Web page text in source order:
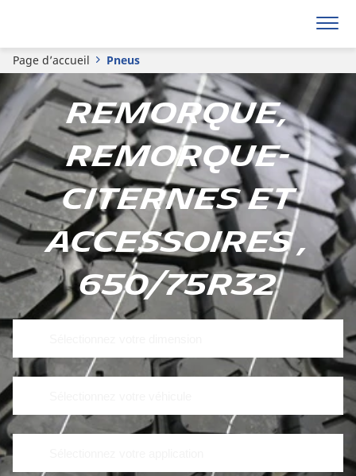
Page d’accueil Pneus
Remorque,
remorque-
citernes et
accessoires ,
650/75R32